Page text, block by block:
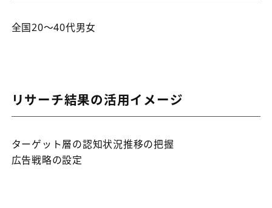
全国20～40代男女
リサーチ結果の活用イメージ
ターゲット層の認知状況推移の把握
広告戦略の設定